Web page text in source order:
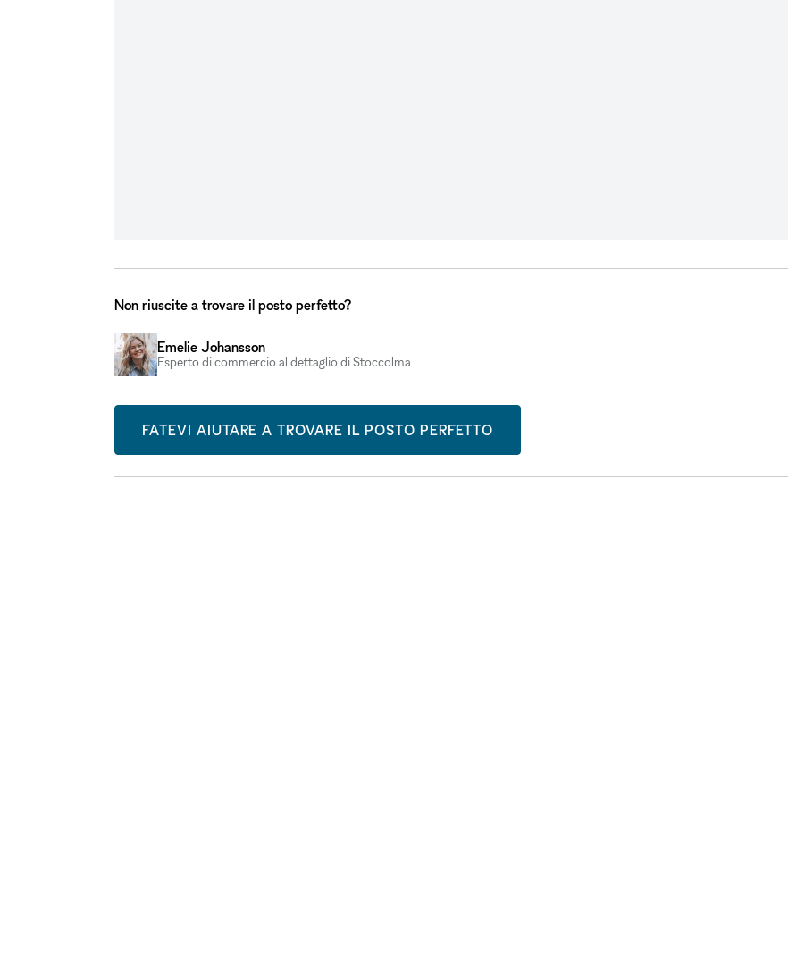
Non riuscite a trovare il posto perfetto?
Emelie Johansson
Esperto di commercio al dettaglio di Stoccolma
FATEVI AIUTARE A TROVARE IL POSTO PERFETTO